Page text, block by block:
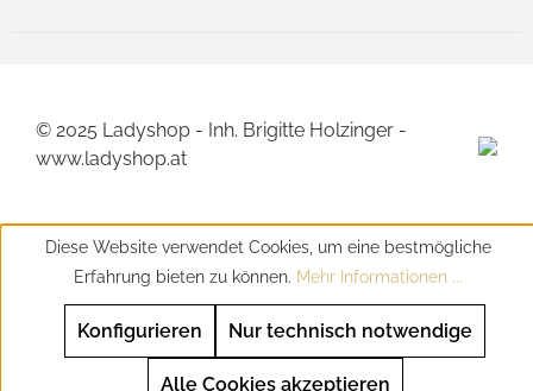
© 2025 Ladyshop - Inh. Brigitte Holzinger -
www.ladyshop.at
Diese Website verwendet Cookies, um eine bestmögliche
Erfahrung bieten zu können. Mehr Informationen ...
Nur technisch notwendige
Konfigurieren
Alle Cookies akzeptieren